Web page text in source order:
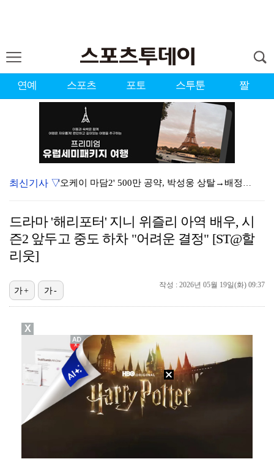
연예 스포츠 포토 스투툰 짤
'오케이 마담2' 500만 공약, 박성웅 상탈→배정남은…
황정민 폭로자 "아들 연극 몰래 관람? 소품 준비 돕고…
최신기사 ▽
드라마 '해리포터' 지니 위즐리 아역 배우, 시
즌2 앞두고 중도 하차 "어려운 결정" [ST@할
리웃]
작성 : 2026년 05월 19일(화) 09:37
가+ 가-
X